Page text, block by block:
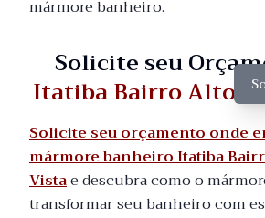
mármore banheiro.
Solicite seu
Itatiba Bairro Alto da
Solicite seu orçamento onde
mármore banheiro Itatiba
Vistae descubra como o
transformar seu banheiro com